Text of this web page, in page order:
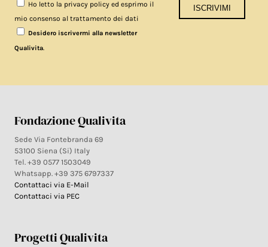
Ho letto la privacy policy ed esprimo il
mio consenso al trattamento dei dati
Desidero iscrivermi alla newsletter
Qualivita.
Fondazione Qualivita
Sede Via Fontebranda 69
53100 Siena (Si) Italy
Tel. +39 0577 1503049
Whatsapp. +39 375 6797337
Contattaci via E-Mail
Contattaci via PEC
Progetti Qualivita